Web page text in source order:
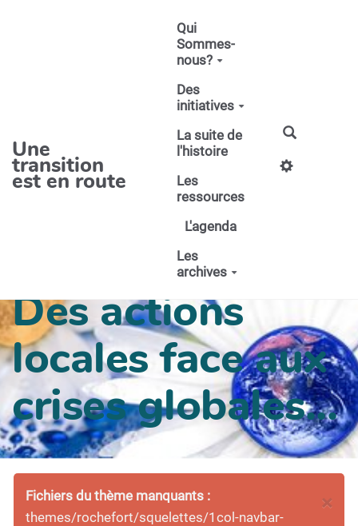
Une
transition
est en route
Qui
Sommes-
nous?
Des
initiatives
La suite de
l'histoire
Les
ressources
L'agenda
Les
archives
Des actions
locales face aux
crises globales...
×
Fichiers du thème manquants :
themes/rochefort/squelettes/1col-navbar-